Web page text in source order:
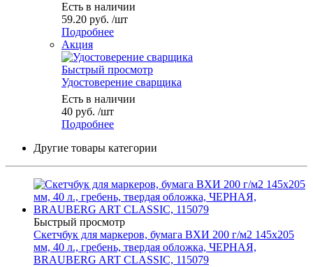
Есть в наличии
59.20 руб. /шт
Подробнее
Акция
Быстрый просмотр
Удостоверение сварщика
Есть в наличии
40 руб. /шт
Подробнее
Другие товары категории
Быстрый просмотр
Скетчбук для маркеров, бумага ВХИ 200 г/м2 145х205
мм, 40 л., гребень, твердая обложка, ЧЕРНАЯ,
BRAUBERG ART CLASSIC, 115079